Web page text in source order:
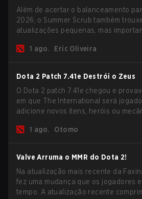
Além de acertar o balanceamento
2026, o Summer Scrub também
atualizações pequenas, mas
jogo e agora todos os jogadores
1 ago. Eric Oliveira
Dota 2 Patch 7.41e Destrói o Zeus
O Dota 2 patch 7.41e chegou e
em que The International será
adicione novos itens, heróis ou
maiores problemas do jogo.
1 ago. Otomo
Valve Arruma o MMR do Dota 2!
Na atualização mais recente da
fez uma mudança que os jogadores
tempo. A atualização recente